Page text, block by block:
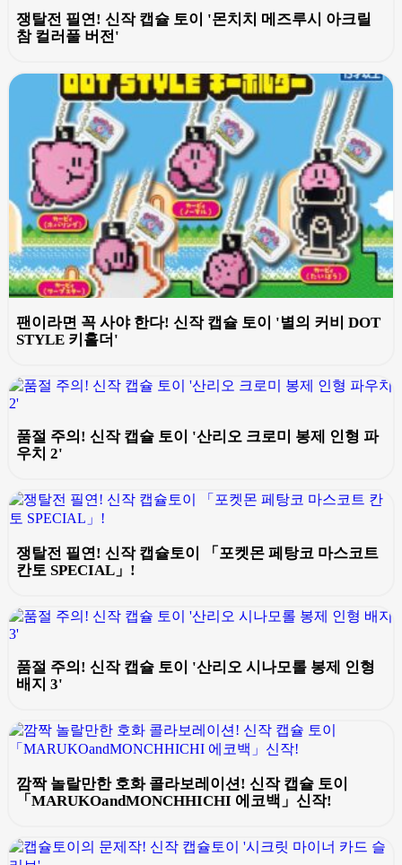
쟁탈전 필연! 신작 캡슐 토이 '몬치치 메즈루시 아크릴
참 컬러풀 버전'
팬이라면 꼭 사야 한다! 신작 캡슐 토이 '별의 커비 DOT
STYLE 키홀더'
품절 주의! 신작 캡슐 토이 '산리오 크로미 봉제 인형 파
우치 2'
쟁탈전 필연! 신작 캡슐토이 「포켓몬 페탕코 마스코트
칸토 SPECIAL」!
품절 주의! 신작 캡슐 토이 '산리오 시나모롤 봉제 인형
배지 3'
깜짝 놀랄만한 호화 콜라보레이션! 신작 캡슐 토이
「MARUKOandMONCHHICHI 에코백」신작!